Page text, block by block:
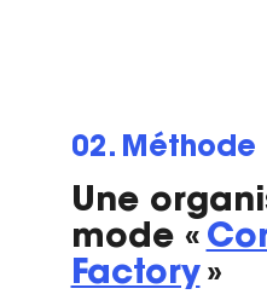
02. Méthode
Une
mode «
Factory»